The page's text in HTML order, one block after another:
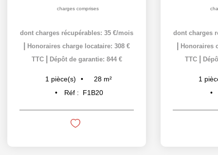
charges comprises
dont charges récupérables: 35 €/mois
Honoraires charge locataire: 308 €
TTC
Dépôt de garantie: 844 €
1 pièce(s) 28 m²
Réf :
F1B20
dont charges
Honoraires
TTC
1